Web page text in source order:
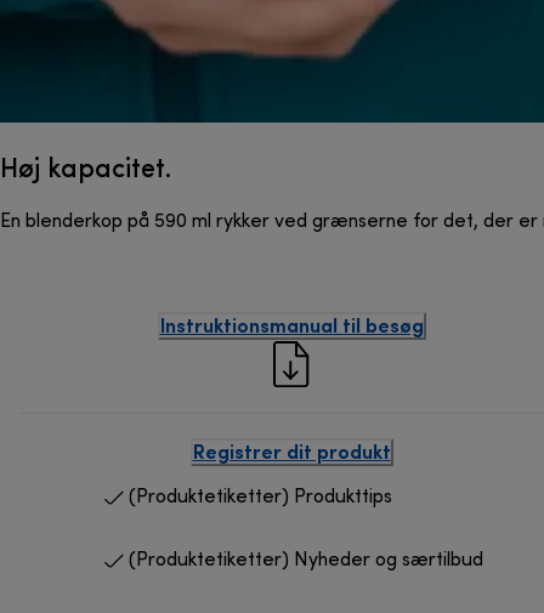
Høj kapacitet.
En blenderkop på 590 ml rykker ved grænserne for det, der
Instruktionsmanual til besøg
Registrer dit produkt
(Produktetiketter) Produkttips
(Produktetiketter) Nyheder og særtilbud